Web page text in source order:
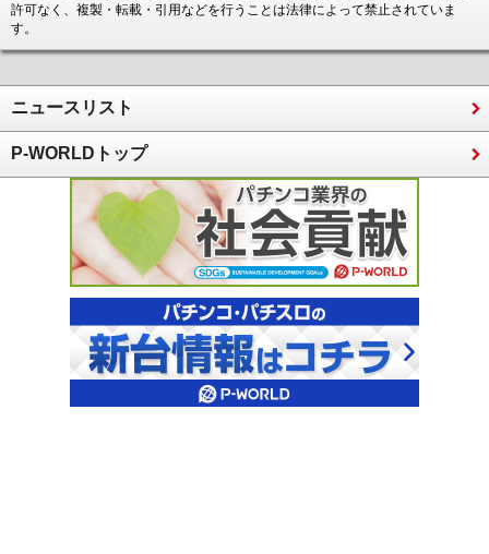
許可なく、複製・転載・引用などを行うことは法律によって禁止されていま
す。
ニュースリスト
P-WORLDトップ